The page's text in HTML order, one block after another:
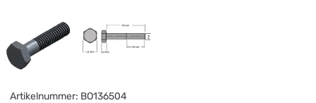
Artikelnummer: BO136504